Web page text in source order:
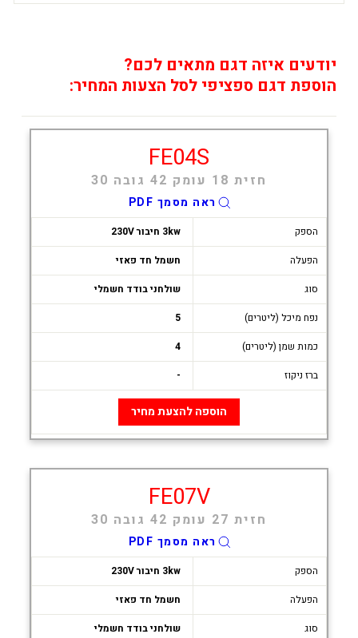
יודעים איזה דגם מתאים לכם?
הוספת דגם ספציפי לסל הצעות המחיר:
FE04S
חזית 18 עומק 42 גובה 30
ראה מסמך PDF
הספק
3kw חיבור 230V
הפעלה
חשמל חד פאזי
סוג
שולחני בודד חשמלי
נפח מיכל (ליטרים)
5
כמות שמן (ליטרים)
4
ברז ניקוז
-
הוספה להצעת מחיר
FE07V
חזית 27 עומק 42 גובה 30
ראה מסמך PDF
הספק
3kw חיבור 230V
הפעלה
חשמל חד פאזי
סוג
שולחני בודד חשמלי